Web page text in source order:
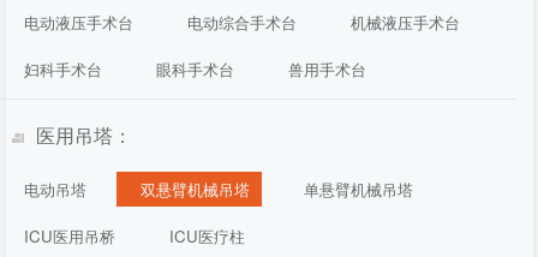
电动液压手术台 电动综合手术台 机械液压手术台
妇科手术台 眼科手术台 兽用手术台
医用吊塔：
电动吊塔 双悬臂机械吊塔 单悬臂机械吊塔
ICU医用吊桥 ICU医疗柱